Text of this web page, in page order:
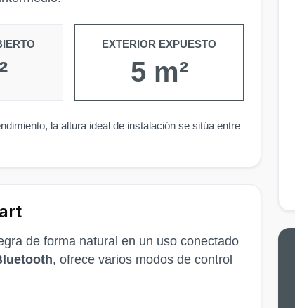
EXTERIOR EXPUESTO
5 m²
la altura ideal de instalación se sitúa entre
de forma natural en un uso conectado
, ofrece varios modos de control